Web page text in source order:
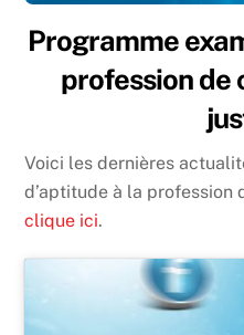
Programme
profession de
Voici les dernières
d’aptitude à la profession
clique ici.